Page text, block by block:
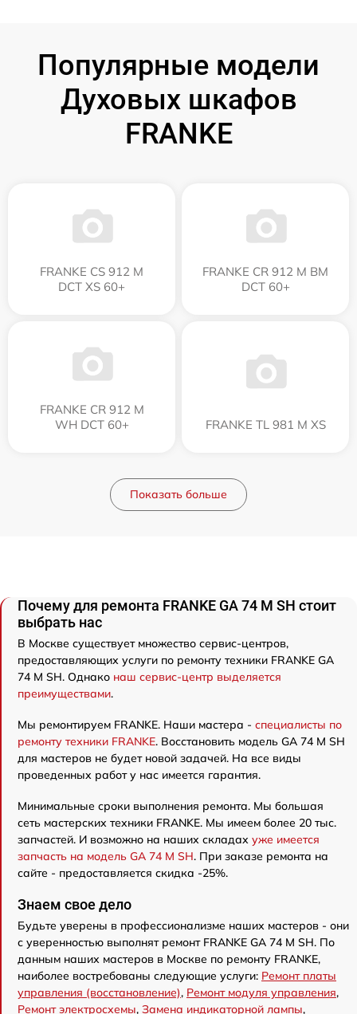
Популярные модели
Духовых шкафов
FRANKE
FRANKE CS 912 M
DCT XS 60+
FRANKE CR 912 M BM
DCT 60+
FRANKE CR 912 M
WH DCT 60+
FRANKE TL 981 M XS
Показать больше
Почему для ремонта FRANKE GA 74 M SH стоит
выбрать нас
В Москве существует множество сервис-центров,
предоставляющих услуги по ремонту техники FRANKE GA
74 M SH. Однако наш сервис-центр выделяется
преимуществами.
Мы ремонтируем FRANKE. Наши мастера - специалисты по
ремонту техники FRANKE. Восстановить модель GA 74 M SH
для мастеров не будет новой задачей. На все виды
проведенных работ у нас имеется гарантия.
Минимальные сроки выполнения ремонта. Мы большая
сеть мастерских техники FRANKE. Мы имеем более 20 тыс.
запчастей. И возможно на наших складах уже имеется
запчасть на модель GA 74 M SH. При заказе ремонта на
сайте - предоставляется скидка -25%.
Знаем свое дело
Будьте уверены в профессионализме наших мастеров - они
с уверенностью выполнят ремонт FRANKE GA 74 M SH. По
данным наших мастеров в Москве по ремонту FRANKE,
наиболее востребованы следующие услуги: Ремонт платы
управления (восстановление), Ремонт модуля управления,
Ремонт электросхемы, Замена индикаторной лампы,